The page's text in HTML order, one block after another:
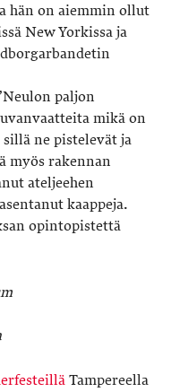
hän on aiemmin ollut
New Yorkissa ja
paljon
mikä on
ne pistelevät ja
myös rakennan
ateljeehen
kaappeja.
opintopistettä
Tampereella